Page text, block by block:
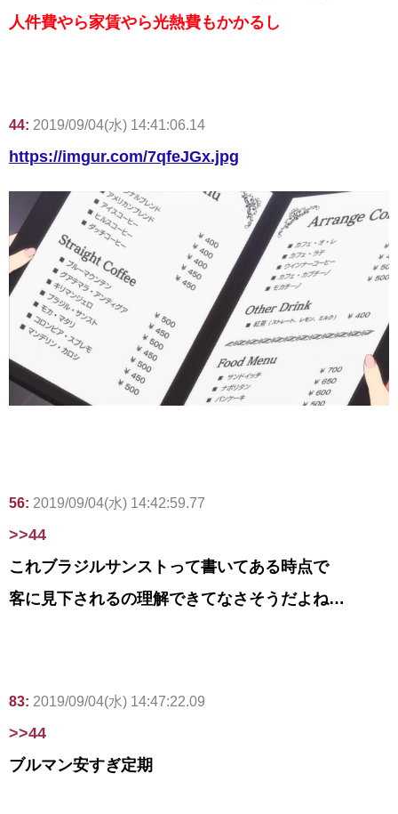
人件費やら家賃やら光熱費もかかるし
44: 2019/09/04(水) 14:41:06.14
https://imgur.com/7qfeJGx.jpg
56: 2019/09/04(水) 14:42:59.77
>>44
これブラジルサンストって書いてある時点で
客に見下されるの理解できてなさそうだよね…
83: 2019/09/04(水) 14:47:22.09
>>44
ブルマン安すぎ定期